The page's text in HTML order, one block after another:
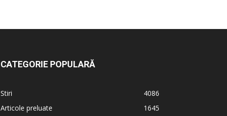
CATEGORIE POPULARĂ
Stiri
4086
Articole preluate
1645